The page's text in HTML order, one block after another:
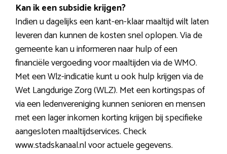
Kan ik een subsidie krijgen?
Indien u dagelijks een kant-en-klaar maaltijd wilt laten
leveren dan kunnen de kosten snel oplopen. Via de
gemeente kan u informeren naar hulp of een
financiële vergoeding voor maaltijden via de WMO.
Met een Wlz-indicatie kunt u ook hulp krijgen via de
Wet Langdurige Zorg (WLZ). Met een kortingspas of
via een ledenvereniging kunnen senioren en mensen
met een lager inkomen korting krijgen bij specifieke
aangesloten maaltijdservices. Check
www.stadskanaal.nl voor actuele gegevens.